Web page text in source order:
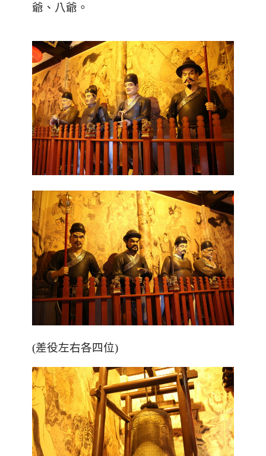
爺、八爺。
(差役左右各四位)